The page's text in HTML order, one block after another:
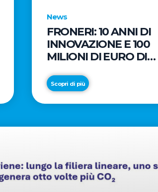
News
FRONERI: 10 ANNI DI
INNOVAZIONE E 100
MILIONI DI EURO DI
PER LO SVILUPPO DEL
MERCATO ITALIANO
DEL GELATO
Scopri di più